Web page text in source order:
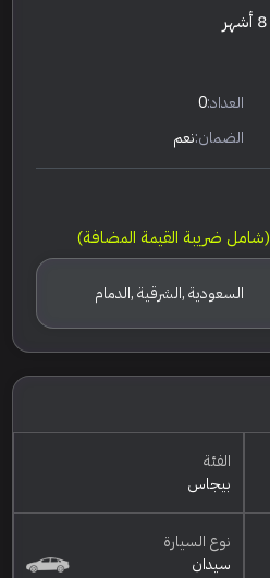
العداد:0
الضمان:نعم
(شامل ضريبة القيمة المضافة)
السعودية ,الشرقية ,الدمام
الفئة
بيجاس
نوع السيارة
سيدان